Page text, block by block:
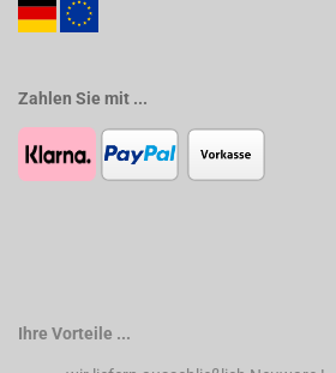
Zahlen Sie mit ...
Ihre Vorteile ...